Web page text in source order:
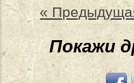
«
Покажи